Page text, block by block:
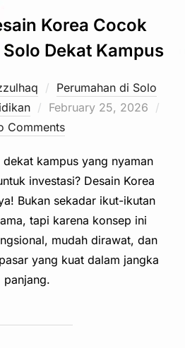
Korea Cocok
Dekat Kampus
Perumahan di Solo
Posted
on
February 25, 2026
Comments
kampus yang nyaman
investasi? Desain Korea
Bukan sekadar ikut-ikutan
tapi karena konsep ini
mudah dirawat, dan
yang kuat dalam jangka
panjang.